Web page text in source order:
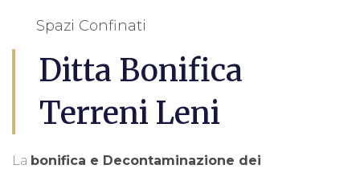
Spazi Confinati
Ditta Bonifica
Terreni Leni
La bonifica e Decontaminazione dei